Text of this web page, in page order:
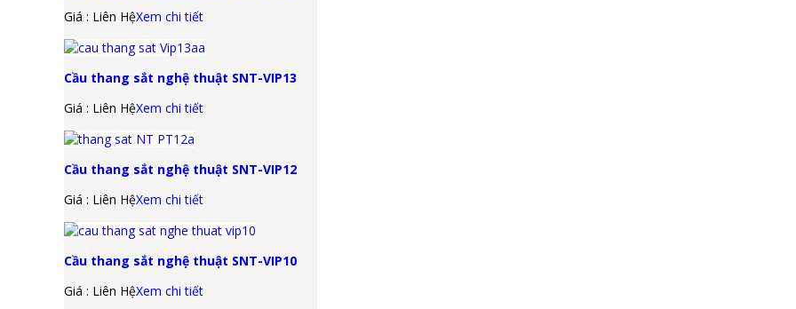
Giá : Liên HệXem chi tiết
Cầu thang sắt nghệ thuật SNT-VIP13
Giá : Liên HệXem chi tiết
Cầu thang sắt nghệ thuật SNT-VIP12
Giá : Liên HệXem chi tiết
Cầu thang sắt nghệ thuật SNT-VIP10
Giá : Liên HệXem chi tiết